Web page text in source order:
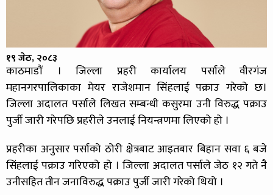
१९ जेठ, २०८३
काठमाडाैं । जिल्ला प्रहरी कार्यालय पर्साले वीरगंज
महानगरपालिकाका मेयर राजेशमान सिंहलाई पक्राउ गरेको छ।
जिल्ला अदालत पर्साले लिखत सम्बन्धी कसुरमा उनी विरुद्ध पक्राउ
पुर्जी जारी गरेपछि प्रहरीले उनलाई नियन्त्रणमा लिएको हो ।
प्रहरीका अनुसार पर्साको ठोरी क्षेत्रबाट आइतबार बिहान सवा ६ बजे
सिंहलाई पक्राउ गरिएको हो । जिल्ला अदालत पर्साले जेठ १२ गते नै
उनीसहित तीन जनाविरुद्ध पक्राउ पुर्जी जारी गरेको थियो ।